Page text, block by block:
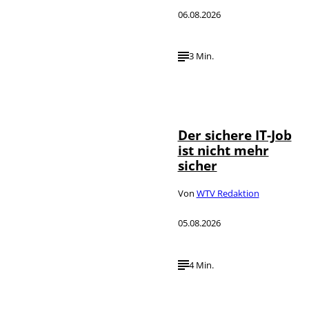
06.08.2026
3 Min.
Der sichere IT-Job
ist nicht mehr
sicher
Von WTV Redaktion
05.08.2026
4 Min.